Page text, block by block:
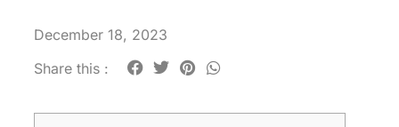
December 18, 2023
Share this :